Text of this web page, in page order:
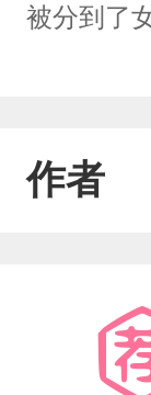
被分到了
作者